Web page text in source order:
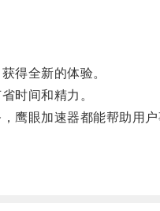
得全新的体验。
时间和精力。
眼加速器都能帮助用户